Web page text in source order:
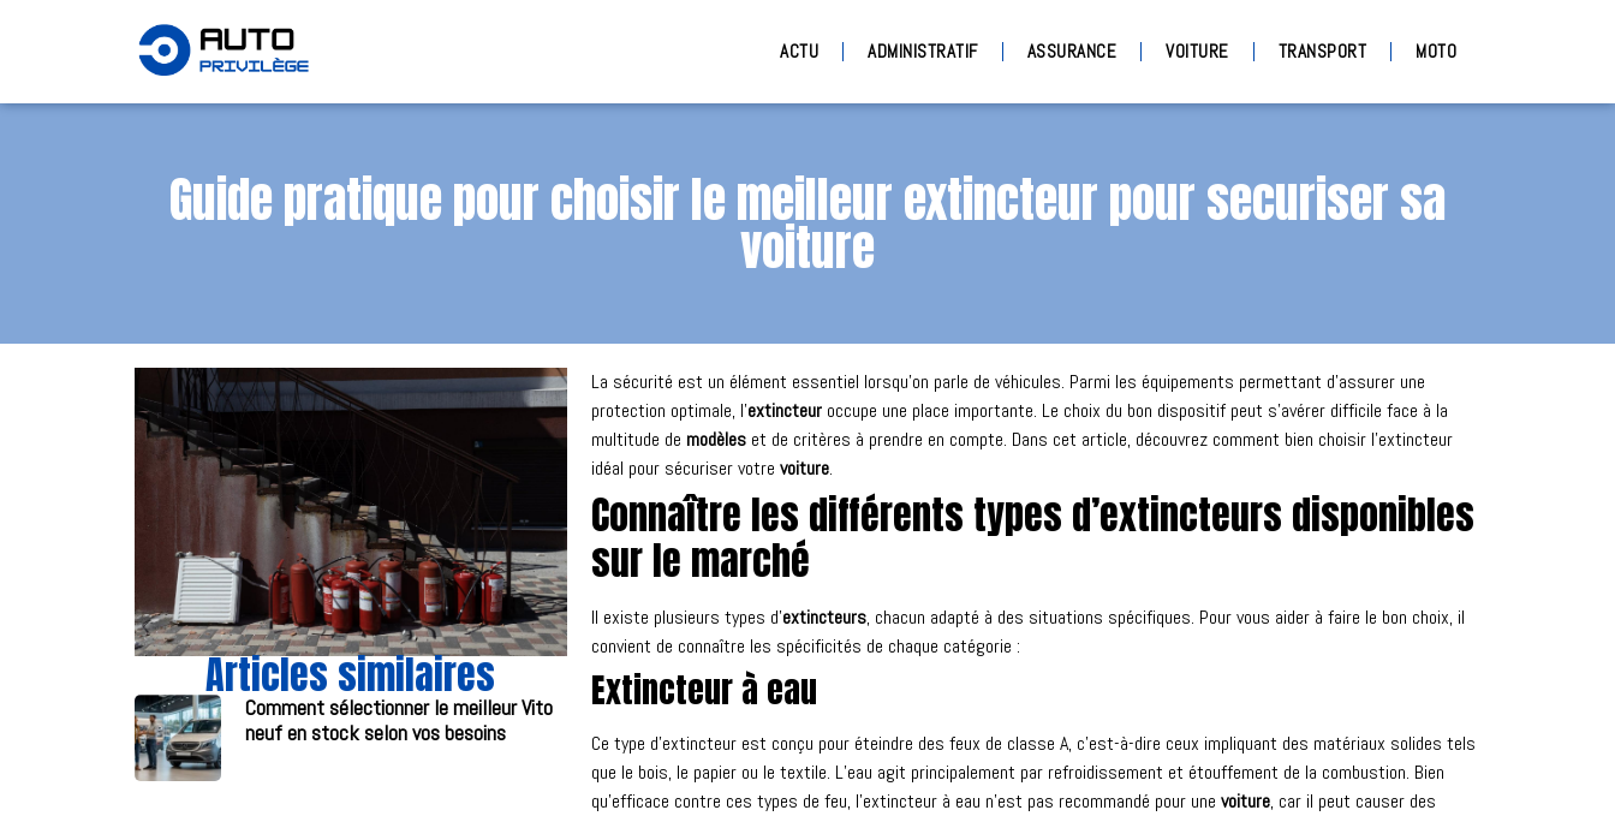
ACTU ADMINISTRATIF ASSURANCE VOITURE TRANSPORT MOTO
Guide pratique pour choisir le meilleur extincteur pour securiser sa
voiture
Articles similaires
Comment sélectionner le meilleur Vito
neuf en stock selon vos besoins
La sécurité est un élément essentiel lorsqu’on parle de véhicules. Parmi les équipements permettant d’assurer une
protection optimale, l’extincteuroccupe une place importante. Le choix du bon dispositif peut s’avérer difficile face à la
multitude de modèleset de critères à prendre en compte. Dans cet article, découvrez comment bien choisir l’extincteur
idéal pour sécuriser votre voiture.
Connaître les différents types d’extincteurs disponibles
sur le marché
Il existe plusieurs types d’extincteurs, chacun adapté à des situations spécifiques. Pour vous aider à faire le bon choix, il
convient de connaître les spécificités de chaque catégorie :
Extincteur à eau
Ce type d’extincteur est conçu pour éteindre des feux de classe A, c’est-à-dire ceux impliquant des matériaux solides tels
que le bois, le papier ou le textile. L’eau agit principalement par refroidissement et étouffement de la combustion. Bien
qu’efficace contre ces types de feu, l’extincteur à eau n’est pas recommandé pour une voiture, car il peut causer des